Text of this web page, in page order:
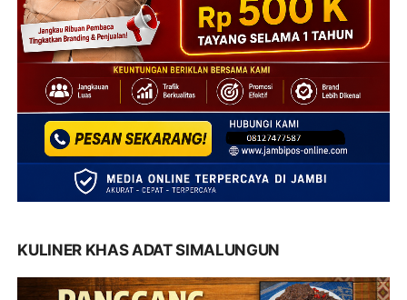
KULINER KHAS ADAT SIMALUNGUN